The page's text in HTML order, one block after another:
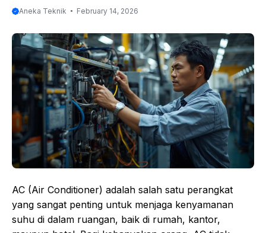
Aneka Teknik February 14, 2026
AC (Air Conditioner) adalah salah satu perangkat
yang sangat penting untuk menjaga kenyamanan
suhu di dalam ruangan, baik di rumah, kantor,